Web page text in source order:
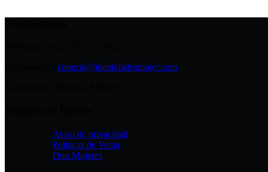
conecta@identidadesmujer.com
Aviso de privacidad
Políticas de Venta
Onu Mujeres